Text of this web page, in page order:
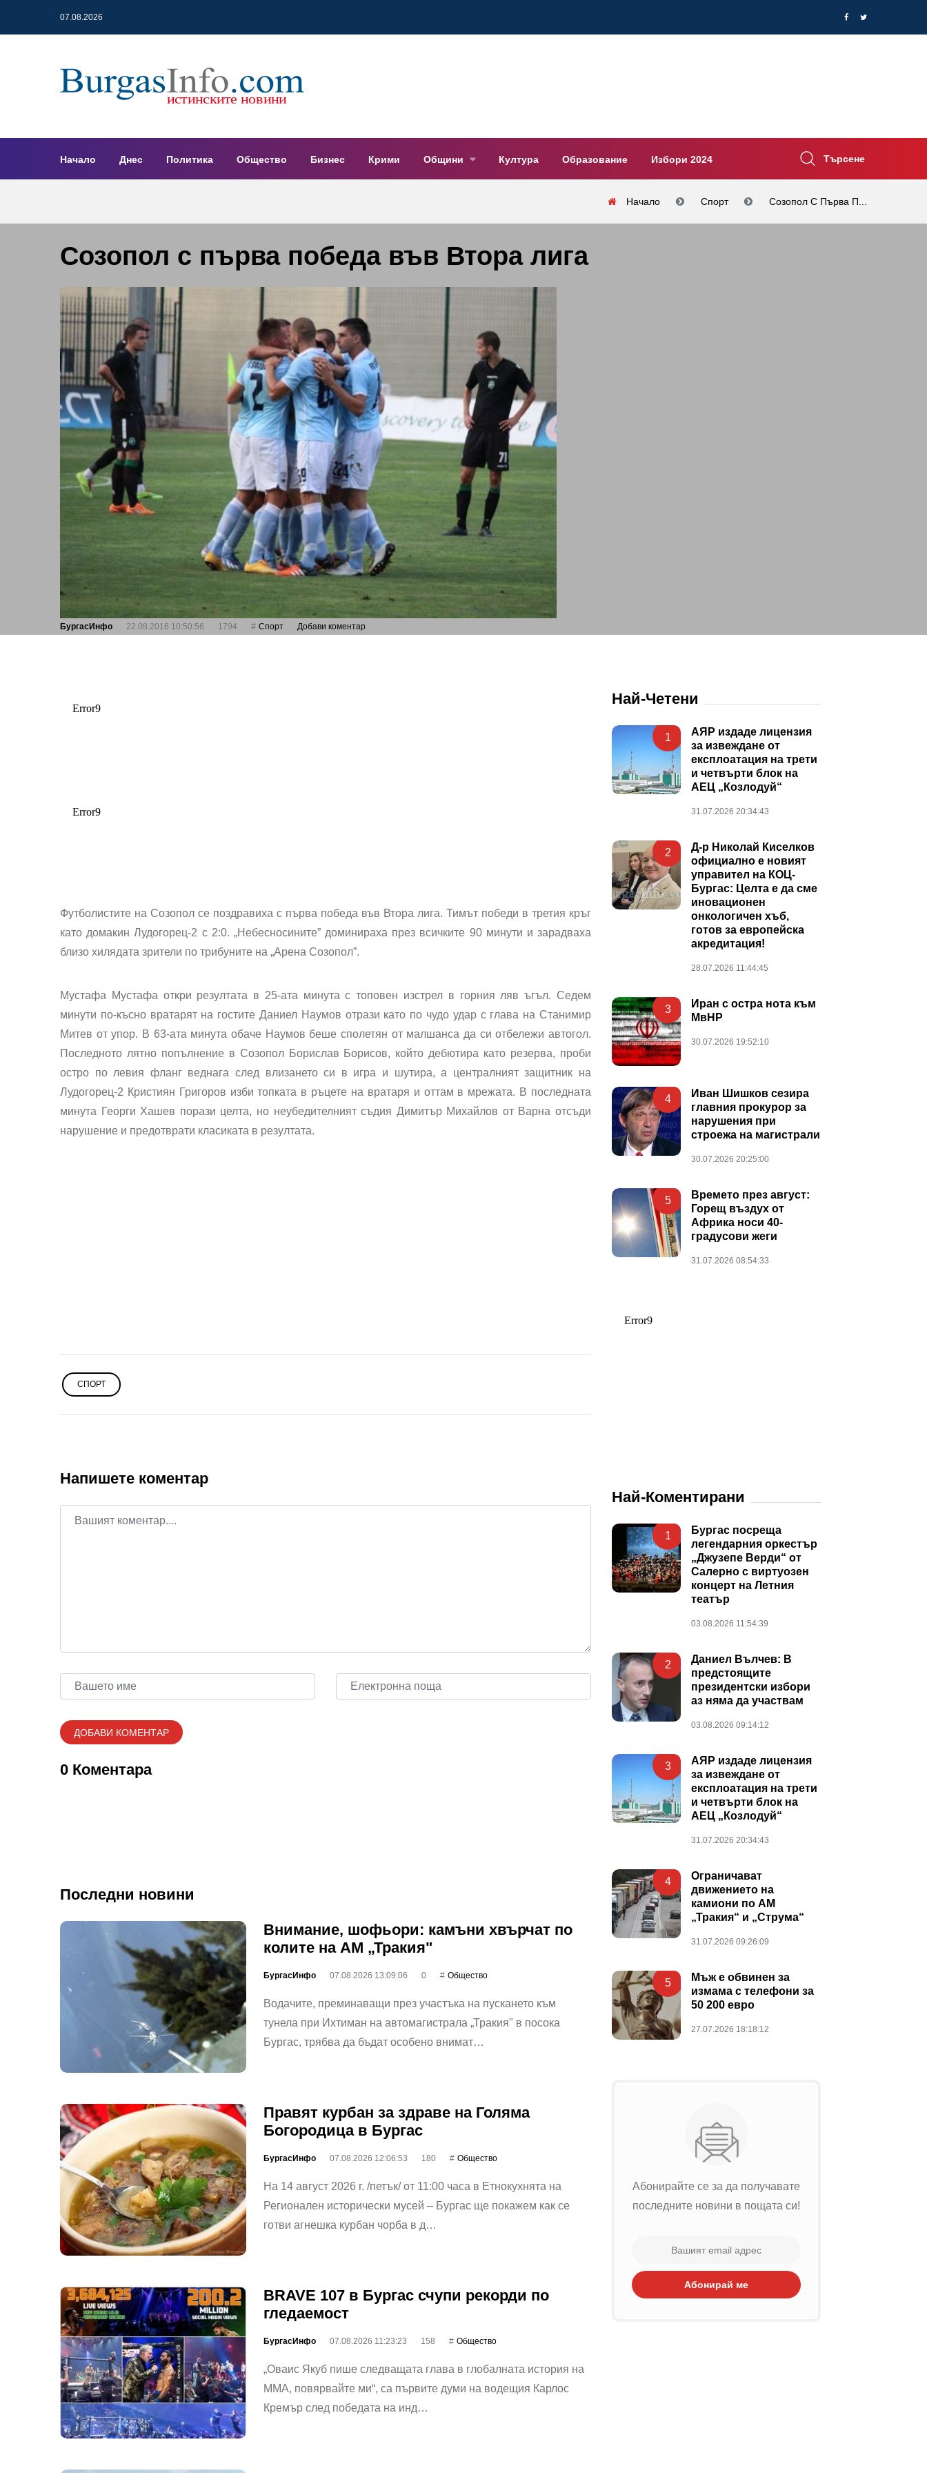
07.08.2026
Начало Днес Политика Общество Бизнес Крими Общини Култура Образование Избори 2024 Търсене
Начало Спорт Созопол С Първа П...
Созопол с първа победа във Втора лига
БургасИнфо 22.08.2016 10:50:56 1794 Спорт Добави коментар
Футболистите на Созопол се поздравиха с първа победа във Втора лига. Тимът победи в третия кръг
като домакин Лудогорец-2 с 2:0. „Небесносините” доминираха през всичките 90 минути и зарадваха
близо хилядата зрители по трибуните на „Арена Созопол”.
Мустафа Мустафа откри резултата в 25-ата минута с топовен изстрел в горния ляв ъгъл. Седем
минути по-късно вратарят на гостите Даниел Наумов отрази като по чудо удар с глава на Станимир
Митев от упор. В 63-ата минута обаче Наумов беше сполетян от малшанса да си отбележи автогол.
Последното лятно попълнение в Созопол Борислав Борисов, който дебютира като резерва, проби
остро по левия фланг веднага след влизането си в игра и шутира, а централният защитник на
Лудогорец-2 Кристиян Григоров изби топката в ръцете на вратаря и оттам в мрежата. В последната
минута Георги Хашев порази целта, но неубедителният съдия Димитър Михайлов от Варна отсъди
нарушение и предотврати класиката в резултата.
СПОРТ
Напишете коментар
0 Коментара
Последни новини
Внимание, шофьори: камъни хвърчат по
колите на АМ „Тракия"
БургасИнфо 07.08.2026 13:09:06 0 Общество
Водачите, преминаващи през участъка на пускането към
тунела при Ихтиман на автомагистрала „Тракия" в посока
Бургас, трябва да бъдат особено внимат…
Правят курбан за здраве на Голяма
Богородица в Бургас
БургасИнфо 07.08.2026 12:06:53 180 Общество
На 14 август 2026 г. /петък/ от 11:00 часа в Етнокухнята на
Регионален исторически мусей – Бургас ще покажем как се
готви агнешка курбан чорба в д…
BRAVE 107 в Бургас счупи рекорди по
гледаемост
БургасИнфо 07.08.2026 11:23:23 158 Общество
„Оваис Якуб пише следващата глава в глобалната история на
ММА, повярвайте ми“, са първите думи на водещия Карлос
Кремър след победата на инд…
Най-Четени
1
АЯР издаде лицензия
за извеждане от
експлоатация на трети
и четвърти блок на
АЕЦ „Козлодуй“
31.07.2026 20:34:43
2
Д-р Николай Киселков
официално е новият
управител на КОЦ-
Бургас: Целта е да сме
иновационен
онкологичен хъб,
готов за европейска
акредитация!
28.07.2026 11:44:45
3
Иран с остра нота към
МвНР
30.07.2026 19:52:10
4
Иван Шишков сезира
главния прокурор за
нарушения при
строежа на магистрали
30.07.2026 20:25:00
5
Времето през август:
Горещ въздух от
Африка носи 40-
градусови жеги
31.07.2026 08:54:33
Най-Коментирани
1
Бургас посреща
легендарния оркестър
„Джузепе Верди“ от
Салерно с виртуозен
концерт на Летния
театър
03.08.2026 11:54:39
2
Даниел Вълчев: В
предстоящите
президентски избори
аз няма да участвам
03.08.2026 09:14:12
3
АЯР издаде лицензия
за извеждане от
експлоатация на трети
и четвърти блок на
АЕЦ „Козлодуй“
31.07.2026 20:34:43
4
Ограничават
движението на
камиони по АМ
„Тракия“ и „Струма“
31.07.2026 09:26:09
5
Мъж е обвинен за
измама с телефони за
50 200 евро
27.07.2026 18:18:12
Абонирайте се за да получавате
последните новини в пощата си!
Абонирай ме